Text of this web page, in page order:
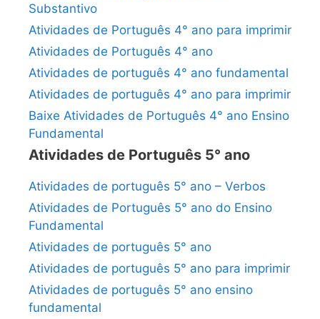
Substantivo
Atividades de Português 4° ano para imprimir
Atividades de Português 4° ano
Atividades de português 4° ano fundamental
Atividades de português 4° ano para imprimir
Baixe Atividades de Português 4° ano Ensino
Fundamental
Atividades de Português 5° ano
Atividades de português 5° ano – Verbos
Atividades de Português 5° ano do Ensino
Fundamental
Atividades de português 5° ano
Atividades de português 5° ano para imprimir
Atividades de português 5° ano ensino
fundamental